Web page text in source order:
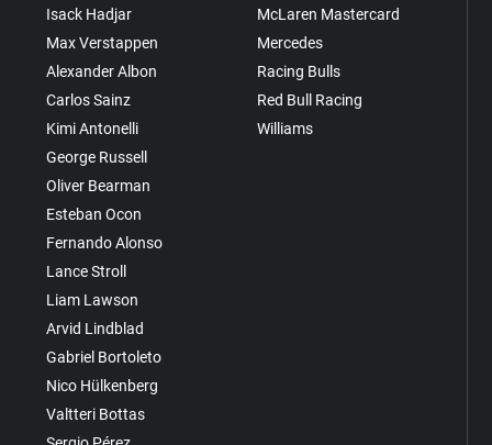
Isack Hadjar
Max Verstappen
Alexander Albon
Carlos Sainz
Kimi Antonelli
George Russell
Oliver Bearman
Esteban Ocon
Fernando Alonso
Lance Stroll
Liam Lawson
Arvid Lindblad
Gabriel Bortoleto
Nico Hülkenberg
Valtteri Bottas
McLaren Mastercard
Mercedes
Racing Bulls
Red Bull Racing
Williams